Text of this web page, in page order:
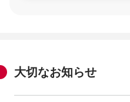
大切なお知らせ